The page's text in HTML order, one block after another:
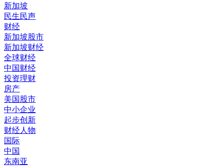
新加坡
民生民声
财经
新加坡股市
新加坡财经
全球财经
中国财经
投资理财
房产
美国股市
中小企业
起步创新
财经人物
国际
中国
东南亚